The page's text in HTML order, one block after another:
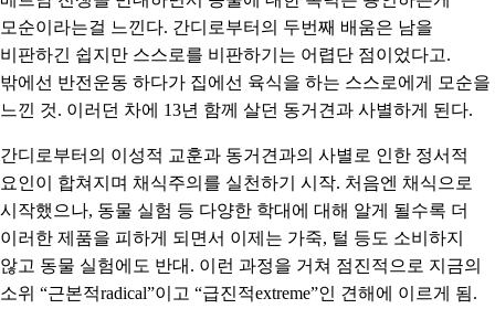
모순이라는걸 느낀다. 간디로부터의 두번째 배움은 남을
비판하긴 쉽지만 스스로를 비판하기는 어렵단 점이었다고.
밖에선 반전운동 하다가 집에선 육식을 하는 스스로에게 모순을
느낀 것. 이러던 차에 13년 함께 살던 동거견과 사별하게 된다.
간디로부터의 이성적 교훈과 동거견과의 사별로 인한 정서적
요인이 합쳐지며 채식주의를 실천하기 시작. 처음엔 채식으로
시작했으나, 동물 실험 등 다양한 학대에 대해 알게 될수록 더
이러한 제품을 피하게 되면서 이제는 가죽, 털 등도 소비하지
않고 동물 실험에도 반대. 이런 과정을 거쳐 점진적으로 지금의
소위 “근본적radical”이고 “급진적extreme”인 견해에 이르게 됨.